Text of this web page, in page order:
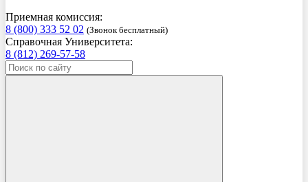
Приемная комиссия:
8 (800) 333 52 02 (Звонок бесплатный)
Справочная Университета:
8 (812) 269-57-58